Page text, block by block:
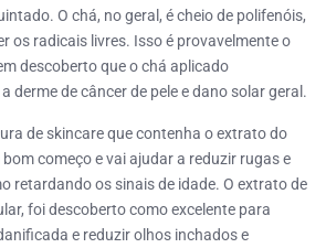
O chá, no geral, é cheio de polifenóis,
os radicais livres. Isso é provavelmente o
descoberto que o chá aplicado
derme de câncer de pele e dano solar geral.
de skincare que contenha o extrato do
começo e vai ajudar a reduzir rugas e
retardando os sinais de idade. O extrato de
foi descoberto como excelente para
e reduzir olhos inchados e